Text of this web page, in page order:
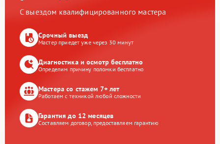
С выездом квалифицированного мастера
Срочный выезд
Мастер приедет уже через 30 минут
Диагностика и осмотр бесплатно
Определим причину поломки бесплатно
Мастера со стажем 7+ лет
Работаем с техникой любой сложности
Гарантия до 12 месяцев
Составляем договор, предоставляем гарантию